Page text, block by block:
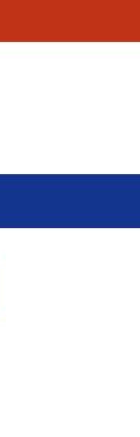
ngành Than